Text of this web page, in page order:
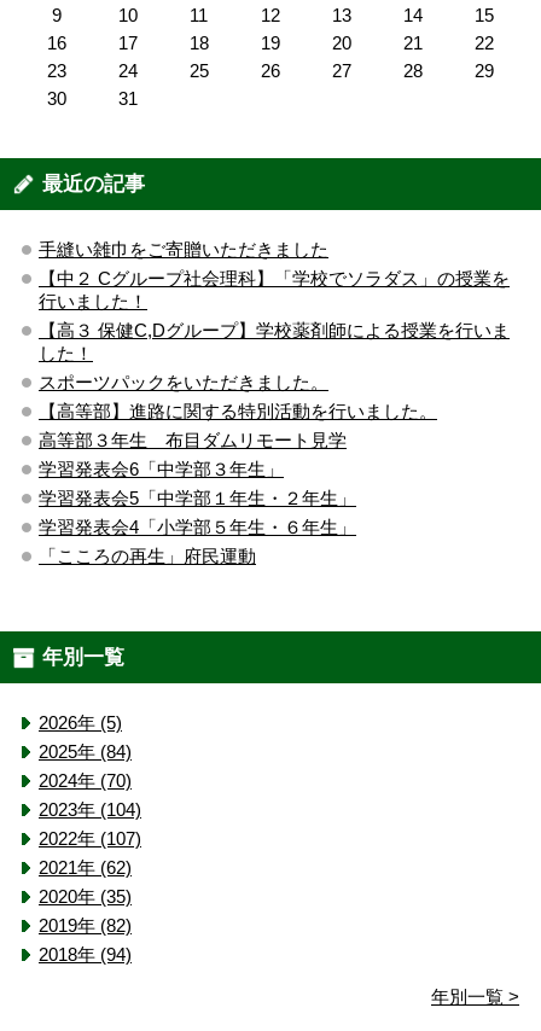
9
10 11 12 13 14
15
16
17 18 19 20 21
22
23
24 25 26 27 28
29
30
31
最近の記事
手縫い雑巾をご寄贈いただきました
【中２ Cグループ社会理科】「学校でソラダス」の授業を
行いました！
【高３ 保健C,Dグループ】学校薬剤師による授業を行いま
した！
スポーツパックをいただきました。
【高等部】進路に関する特別活動を行いました。
高等部３年生 布目ダムリモート見学
学習発表会6「中学部３年生」
学習発表会5「中学部１年生・２年生」
学習発表会4「小学部５年生・６年生」
「こころの再生」府民運動
年別一覧
2026年 (5)
2025年 (84)
2024年 (70)
2023年 (104)
2022年 (107)
2021年 (62)
2020年 (35)
2019年 (82)
2018年 (94)
年別一覧 >